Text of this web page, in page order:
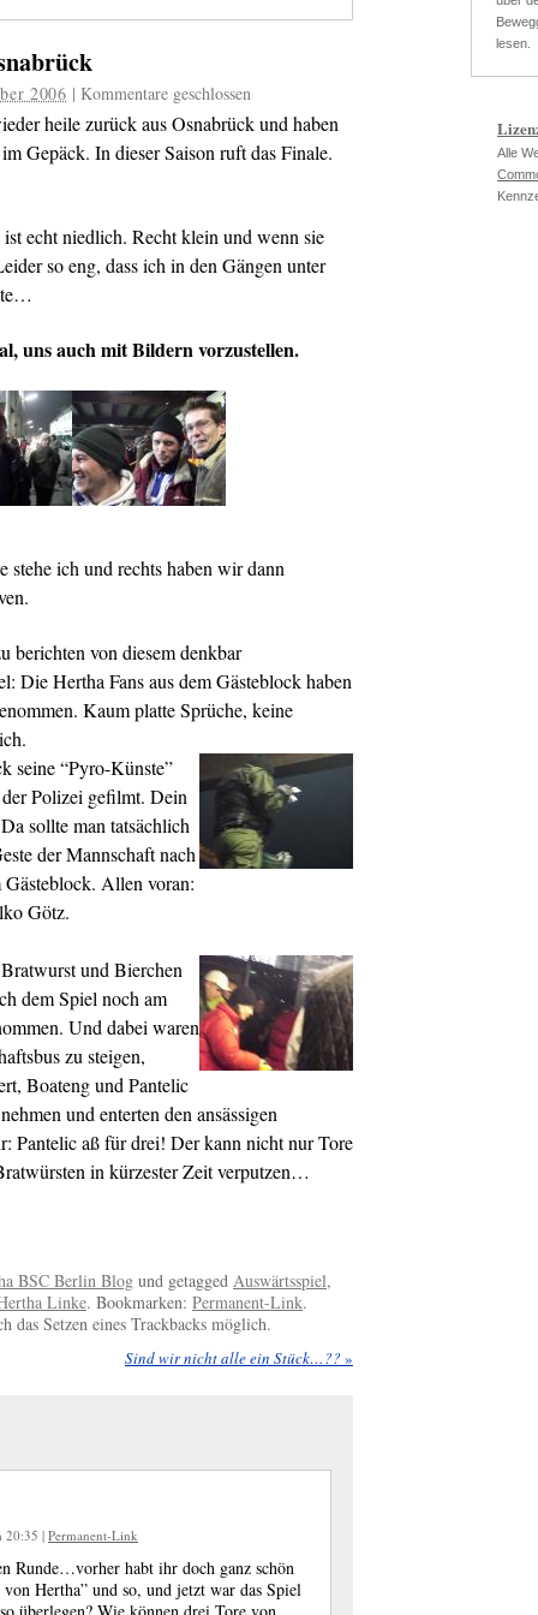
2006 | Kommentare geschlossen
heile zurück aus Osnabrück und haben
Gepäck. In dieser Saison ruft das Finale.
echt niedlich. Recht klein und wenn sie
so eng, dass ich in den Gängen unter
uns auch mit Bildern vorzustellen.
ich und rechts haben wir dann
berichten von diesem denkbar
Die Hertha Fans aus dem Gästeblock haben
Kaum platte Sprüche, keine
seine “Pyro-Künste”
Polizei gefilmt. Dein
sollte man tatsächlich
der Mannschaft nach
Gästeblock. Allen voran:
Götz.
und Bierchen
dem Spiel noch am
Und dabei waren
zu steigen,
Boateng und Pantelic
und enterten den ansässigen
Pantelic aß für drei! Der kann nicht nur Tore
in kürzester Zeit verputzen…
BSC Berlin Blog und getagged Auswärtsspiel,
Linke. Bookmarken: Permanent-Link.
das Setzen eines Trackbacks möglich.
Sind wir nicht alle ein Stück…?? »
20:35 | Permanent-Link
Runde…vorher habt ihr doch ganz schön
Hertha” und so, und jetzt war das Spiel
lesen.
Alle